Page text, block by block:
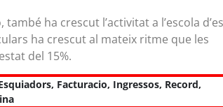
ha crescut l’activitat a l’escola
ha crescut al mateix ritme que les
del 15%.
, Facturacio, Ingressos, Record,